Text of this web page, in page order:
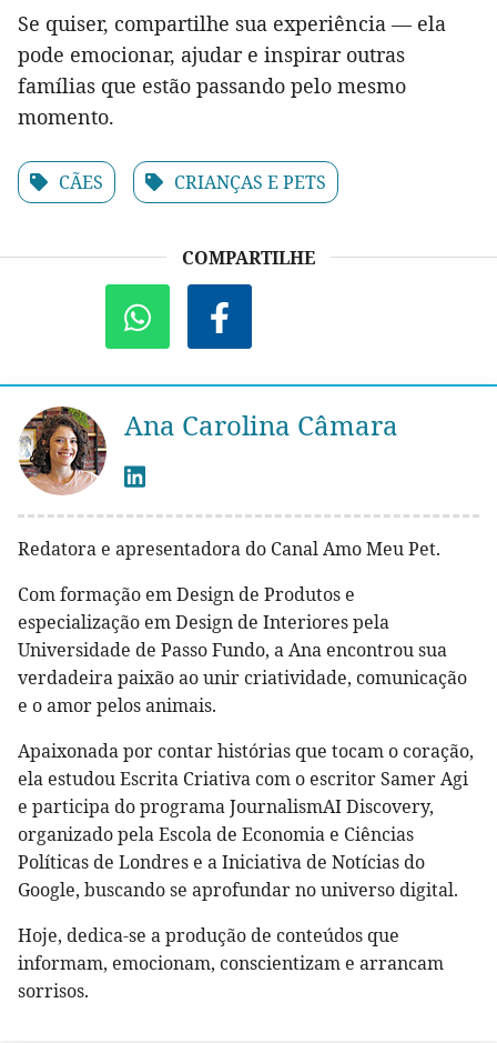
Se quiser, compartilhe sua experiência — ela
pode emocionar, ajudar e inspirar outras
famílias que estão passando pelo mesmo
momento.
CÃES CRIANÇAS E PETS
COMPARTILHE
Ana Carolina Câmara
Redatora e apresentadora do Canal Amo Meu Pet.
Com formação em Design de Produtos e
especialização em Design de Interiores pela
Universidade de Passo Fundo, a Ana encontrou sua
verdadeira paixão ao unir criatividade, comunicação
e o amor pelos animais.
Apaixonada por contar histórias que tocam o coração,
ela estudou Escrita Criativa com o escritor Samer Agi
e participa do programa JournalismAI Discovery,
organizado pela Escola de Economia e Ciências
Políticas de Londres e a Iniciativa de Notícias do
Google, buscando se aprofundar no universo digital.
Hoje, dedica-se a produção de conteúdos que
informam, emocionam, conscientizam e arrancam
sorrisos.